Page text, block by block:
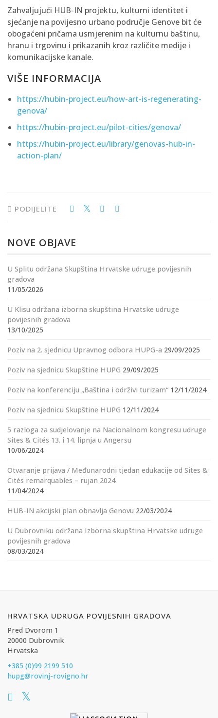
Zahvaljujući HUB-IN projektu, kulturni identitet i
sjećanje na povijesno urbano područje Genove bit će
obogaćeni pričama usmjerenim na kulturnu baštinu,
hranu i trgovinu i prikazanih kroz različite medije i
komunikacijske kanale.
VIŠE INFORMACIJA
https://hubin-project.eu/how-art-is-regenerating-
genova/
https://hubin-project.eu/pilot-cities/genova/
https://hubin-project.eu/library/genovas-hub-in-
action-plan/
PODIJELITE
NOVE OBJAVE
U Splitu održana Skupština Hrvatske udruge povijesnih
gradova
11/05/2026
U Klisu održana izborna skupština Hrvatske udruge
povijesnih gradova
13/10/2025
Poziv na 2. sjednicu Upravnog odbora HUPG-a 29/09/2025
Poziv na sjednicu Skupštine HUPG 29/09/2025
Poziv na konferenciju „Baština i održivi turizam“ 12/11/2024
Poziv na sjednicu Skupštine HUPG 12/11/2024
5 razloga za sudjelovanje na Nacionalnom kongresu udruge
Sites & Cités 13. i 14. lipnja u Angersu
10/06/2024
Otvaranje prijava / Međunarodni tjedan edukacije od Sites &
Cités remarquables – rujan 2024.
11/04/2024
HUB-IN akcijski plan obnavlja Genovu 22/03/2024
U Dubrovniku održana Izborna skupština Hrvatske udruge
povijesnih gradova
08/03/2024
HRVATSKA UDRUGA POVIJESNIH GRADOVA
Pred Dvorom 1
20000 Dubrovnik
Hrvatska
+385 (0)99 2199 510
hupg@rovinj-rovigno.hr